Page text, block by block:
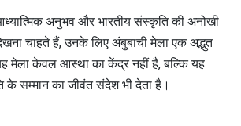
अनुभव और भारतीय संस्कृति की अनोखी
चाहते हैं, उनके लिए अंबुबाची मेला एक अद्भुत
मेला केवल आस्था का केंद्र नहीं है, बल्कि यह
के सम्मान का जीवंत संदेश भी देता है।